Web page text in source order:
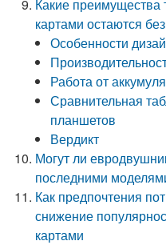
Какие
картами остаются
Особенности
Работа от
Сравнительная
планшетов
Вердикт
Могут ли
последними
Как предпочтения
снижение
картами